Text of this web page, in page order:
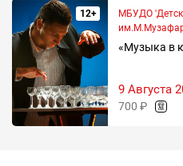
12+
МБУДО
«Музыка в
9 Августа
700 ₽